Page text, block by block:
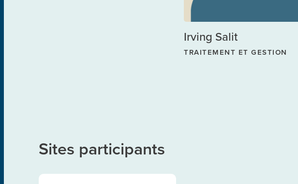
Irving Salit
TRAITEMENT ET GESTION
Sites participants